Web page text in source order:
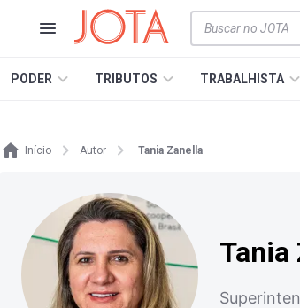
PODER TRIBUTOS TRABALHISTA
Início Autor Tania Zanella
Tania